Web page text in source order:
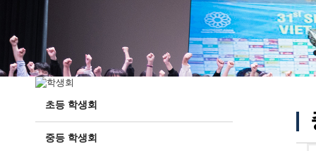
학생현황
위치/전화
전경사진
초등 학생회
중등 학생회